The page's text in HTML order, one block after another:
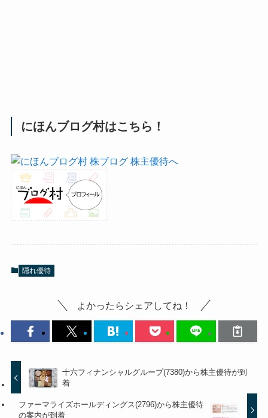
にほんブログ村はこちら！
隠れ優待
よかったらシェアしてね！
十六フィナンシャルグループ(7380)から株主優待が到
着
ファーマライズホールディングス(2796)から株主優待
の案内が到着